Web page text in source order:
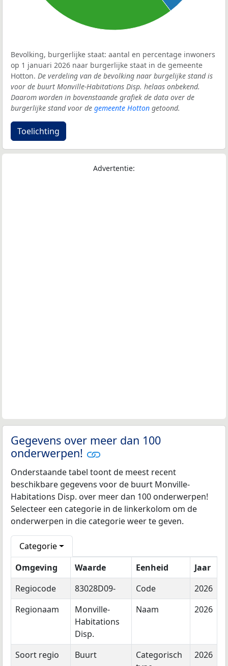
Bevolking, burgerlijke staat: aantal en percentage inwoners
op 1 januari 2026 naar burgerlijke staat in de gemeente
Hotton. De verdeling van de bevolking naar burgelijke stand is
voor de buurt Monville-Habitations Disp. helaas onbekend.
Daarom worden in bovenstaande grafiek de data over de
burgerlijke stand voor de gemeente Hotton getoond.
Toelichting
Advertentie:
Gegevens over meer dan 100
onderwerpen!
Onderstaande tabel toont de meest recent
beschikbare gegevens voor de buurt Monville-
Habitations Disp. over meer dan 100 onderwerpen!
Selecteer een categorie in de linkerkolom om de
onderwerpen in die categorie weer te geven.
Categorie
Omgeving
Waarde Eenheid
Jaar
Regiocode
83028D09- Code
2026
Regionaam
Monville-
Habitations
Disp.
Naam 2026
Soort regio Buurt
Categorisch
2026